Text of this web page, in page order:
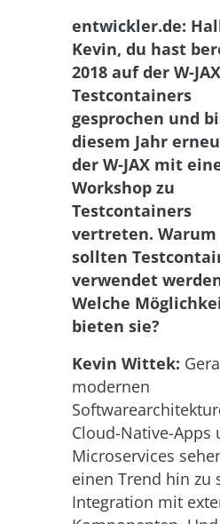
entwickler.de:
Kevin, du hast
2018 auf der W-
Testcontainers
gesprochen und
diesem Jahr
der W-JAX mit
Workshop zu
Testcontainers
vertreten. Warum
sollten
verwendet
Welche
bieten sie?
Kevin Wittek:
modernen
Cloud-Native-Apps
Microservices
einen Trend hin zu
Integration mit